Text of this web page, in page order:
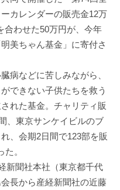
カレンダーの販売金12万
合わせた50万円が、今年
美ちゃん基金」に寄付さ
病などに苦しみながら、
できない子供たちを救う
れた基金。チャリティ販
、東京サンケイビルのブ
、会期2日間で123部を販
。
新聞社本社（東京都千代
長から産経新聞社の近藤